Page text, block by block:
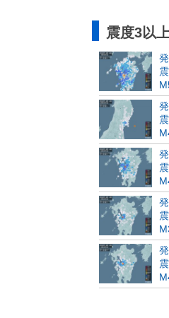
震度3以